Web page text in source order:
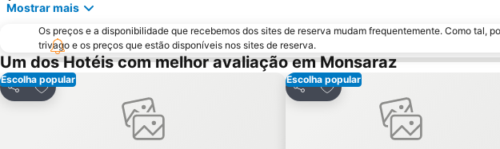
Mostrar mais
Os preços e a disponibilidade que recebemos dos sites de reserva mudam frequentemente. Como tal,
trivago e os preços que estão disponíveis nos sites de reserva.
Um dos Hotéis com melhor avaliação em Monsaraz
Escolha popular
Partilhar
Adicionar aos favoritos Escolha popular
Partilhar
Adicionar aos favoritos